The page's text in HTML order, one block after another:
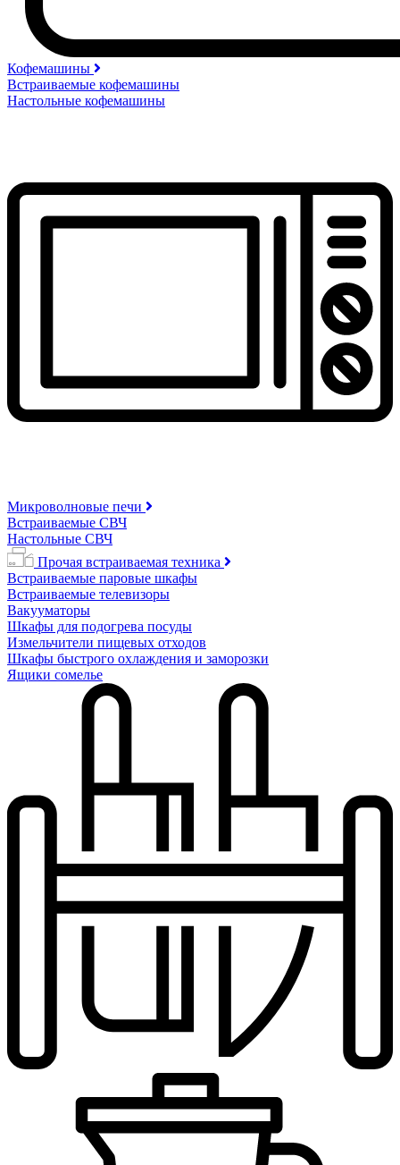
Кофемашины
Встраиваемые кофемашины
Настольные кофемашины
Микроволновые печи
Встраиваемые СВЧ
Настольные СВЧ
Прочая встраиваемая техника
Встраиваемые паровые шкафы
Встраиваемые телевизоры
Вакууматоры
Шкафы для подогрева посуды
Измельчители пищевых отходов
Шкафы быстрого охлаждения и заморозки
Ящики сомелье